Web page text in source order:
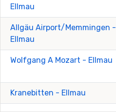
Ellmau
Allgäu Airport/Memmingen -
Ellmau
Wolfgang A Mozart - Ellmau
Kranebitten - Ellmau